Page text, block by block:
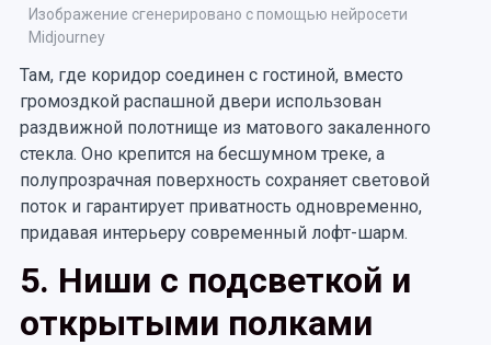
Изображение сгенерировано с помощью нейросети
Midjourney
Там, где коридор соединен с гостиной, вместо
громоздкой распашной двери использован
раздвижной полотнище из матового закаленного
стекла. Оно крепится на бесшумном треке, а
полупрозрачная поверхность сохраняет световой
поток и гарантирует приватность одновременно,
придавая интерьеру современный лофт-шарм.
5. Ниши с подсветкой и
открытыми полками